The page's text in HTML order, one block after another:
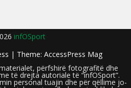
infOSport
| Theme: AccessPress Mag
materialet, përfshirë fotografitë dhe
të drejta autoriale të “infOSport”.
personal tuajin dhe për qëllime jo-